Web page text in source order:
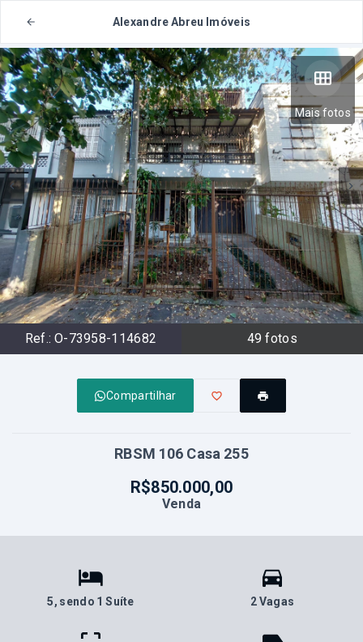
Alexandre Abreu Imóveis
Mais fotos
Ref.: O-73958-114682 49 fotos
Compartilhar
RBSM 106 Casa 255
R$850.000,00
Venda
5, sendo 1 Suíte 2 Vagas